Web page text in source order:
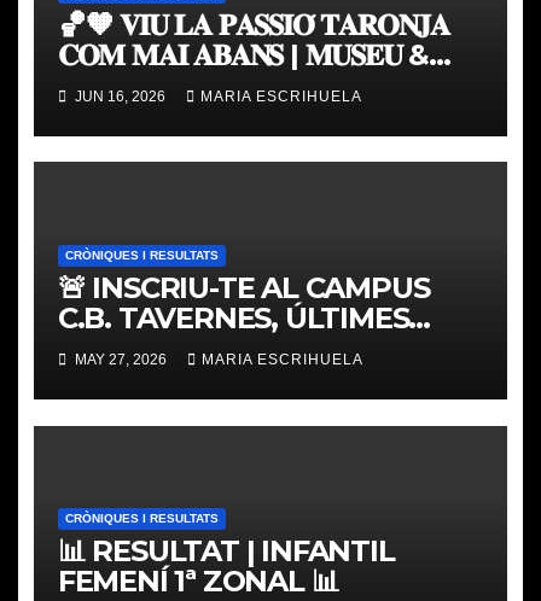
🏀🧡 𝐕𝐈𝐔 𝐋𝐀 𝐏𝐀𝐒𝐒𝐈𝐎́ 𝐓𝐀𝐑𝐎𝐍𝐉𝐀
𝐂𝐎𝐌 𝐌𝐀𝐈 𝐀𝐁𝐀𝐍𝐒 | 𝐌𝐔𝐒𝐄𝐔 &
𝐓𝐎𝐔𝐑 𝐕𝐀𝐋𝐄𝐍𝐂𝐈𝐀 𝐁𝐀𝐒𝐊𝐄𝐓
JUN 16, 2026 MARIA ESCRIHUELA
CRÒNIQUES I RESULTATS
🚨 INSCRIU-TE AL CAMPUS
C.B. TAVERNES, ÚLTIMES
PLACES
MAY 27, 2026 MARIA ESCRIHUELA
CRÒNIQUES I RESULTATS
📊 RESULTAT | INFANTIL
FEMENÍ 1ª ZONAL 📊